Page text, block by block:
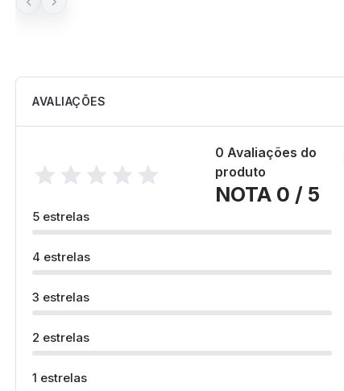
AVALIAÇÕES
0 Avaliações do
produto
NOTA 0 / 5
5 estrelas
4 estrelas
3 estrelas
2 estrelas
1 estrelas